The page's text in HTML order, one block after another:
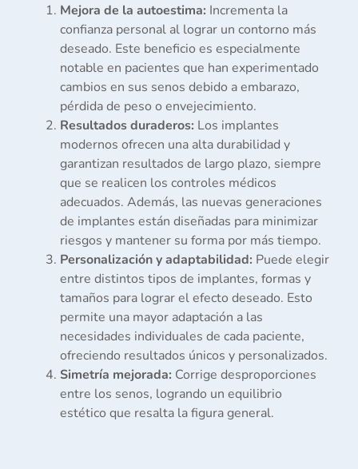
Mejora de la autoestima: Incrementa la
confianza personal al lograr un contorno más
deseado. Este beneficio es especialmente
notable en pacientes que han experimentado
cambios en sus senos debido a embarazo,
pérdida de peso o envejecimiento.
Resultados duraderos: Los implantes
modernos ofrecen una alta durabilidad y
garantizan resultados de largo plazo, siempre
que se realicen los controles médicos
adecuados. Además, las nuevas generaciones
de implantes están diseñadas para minimizar
riesgos y mantener su forma por más tiempo.
Personalización y adaptabilidad: Puede elegir
entre distintos tipos de implantes, formas y
tamaños para lograr el efecto deseado. Esto
permite una mayor adaptación a las
necesidades individuales de cada paciente,
ofreciendo resultados únicos y personalizados.
Simetría mejorada: Corrige desproporciones
entre los senos, logrando un equilibrio
estético que resalta la figura general.